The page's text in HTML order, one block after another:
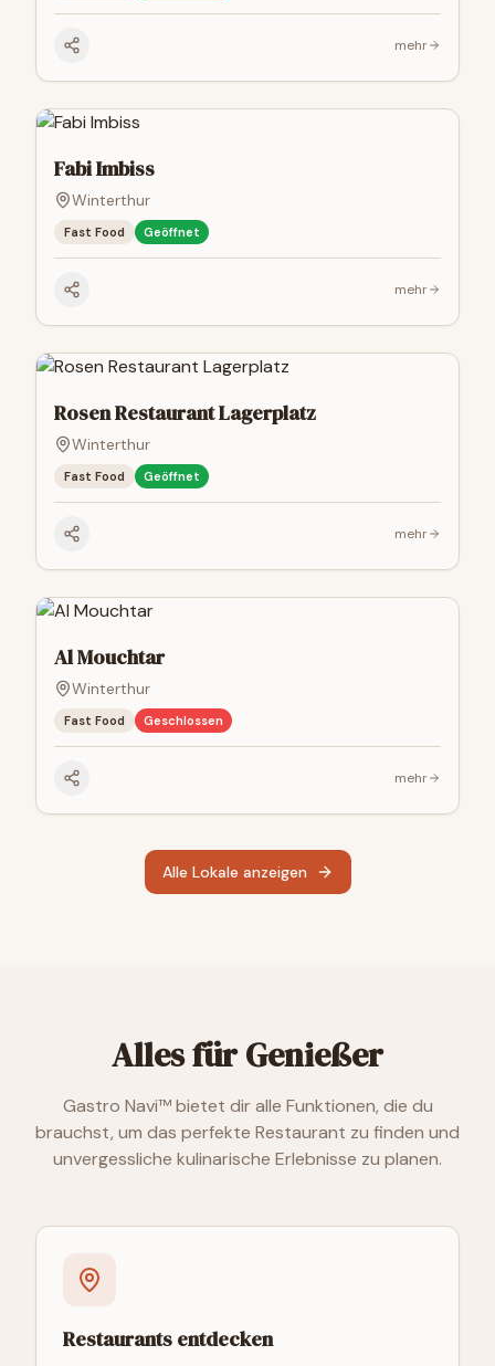
mehr
Fabi Imbiss
Winterthur
Fast Food Geöffnet
mehr
Rosen Restaurant Lagerplatz
Winterthur
Fast Food Geöffnet
mehr
Al Mouchtar
Winterthur
Fast Food Geschlossen
mehr
Alle Lokale anzeigen
Alles für Genießer
Gastro Navi™ bietet dir alle Funktionen, die du
brauchst, um das perfekte Restaurant zu finden und
unvergessliche kulinarische Erlebnisse zu planen.
Restaurants entdecken